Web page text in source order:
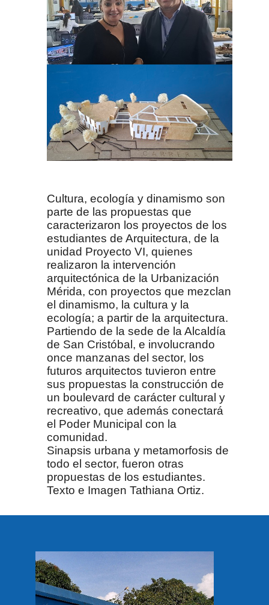
Cultura, ecología y dinamismo son
parte de las propuestas que
caracterizaron los proyectos de los
estudiantes de Arquitectura, de la
unidad Proyecto VI, quienes
realizaron la intervención
arquitectónica de la Urbanización
Mérida, con proyectos que mezclan
el dinamismo, la cultura y la
ecología; a partir de la arquitectura.
Partiendo de la sede de la Alcaldía
de San Cristóbal, e involucrando
once manzanas del sector, los
futuros arquitectos tuvieron entre
sus propuestas la construcción de
un boulevard de carácter cultural y
recreativo, que además conectará
el Poder Municipal con la
comunidad.
Sinapsis urbana y metamorfosis de
todo el sector, fueron otras
propuestas de los estudiantes.
Texto e Imagen Tathiana Ortiz.